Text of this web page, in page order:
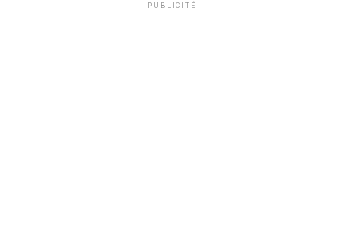
PUBLICITÉ